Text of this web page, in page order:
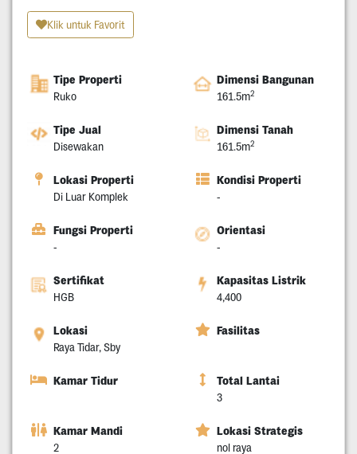
Klik untuk Favorit
Tipe Properti
Ruko
Dimensi Bangunan
161.5m2
Tipe Jual
Disewakan
Dimensi Tanah
161.5m2
Lokasi Properti
Di Luar Komplek
Kondisi Properti
-
Fungsi Properti
-
Orientasi
-
Sertifikat
HGB
Kapasitas Listrik
4,400
Lokasi
Raya Tidar, Sby
Fasilitas
Kamar Tidur Total Lantai
3
Kamar Mandi
2
Lokasi Strategis
nol raya